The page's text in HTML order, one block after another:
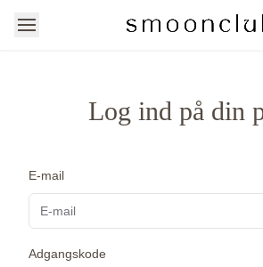
Log ind på din
E-mail
Adgangskode